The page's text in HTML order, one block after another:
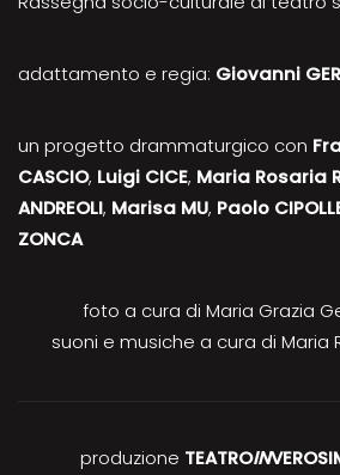
adattamento e regia: Giovanni
un progetto drammaturgico con
CASCIO, Luigi CICE, Maria Rosaria
ANDREOLI, Marisa MU, Paolo
ZONCA
foto a cura di Maria Grazia
suoni e musiche a cura di Maria
produzione TEATROIN